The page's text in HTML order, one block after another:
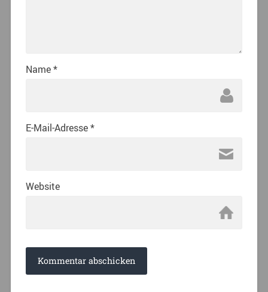
Name*
E-Mail-Adresse*
Website